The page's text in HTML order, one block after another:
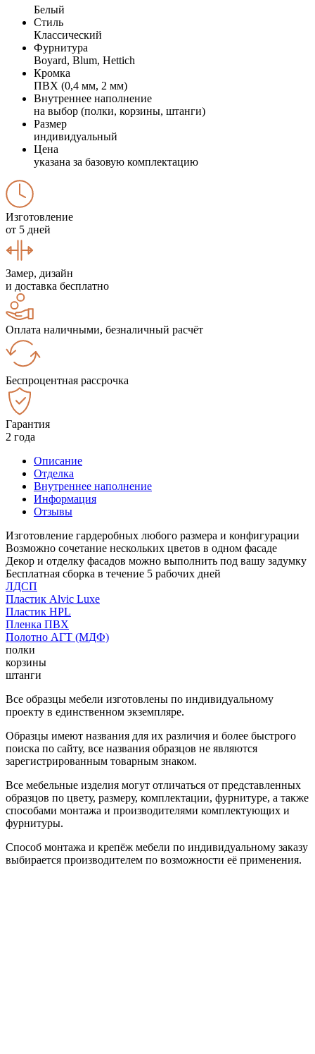
Белый
Стиль
Классический
Фурнитура
Boyard, Blum, Hettich
Кромка
ПВХ (0,4 мм, 2 мм)
Внутреннее наполнение
на выбор (полки, корзины, штанги)
Размер
индивидуальный
Цена
указана за базовую комплектацию
Изготовление
от 5 дней
Замер, дизайн
и доставка бесплатно
Оплата наличными, безналичный расчёт
Беспроцентная рассрочка
Гарантия
2 года
Описание
Отделка
Внутреннее наполнение
Информация
Отзывы
Изготовление гардеробных любого размера и конфигурации
Возможно сочетание нескольких цветов в одном фасаде
Декор и отделку фасадов можно выполнить под вашу задумку
Бесплатная сборка в течение 5 рабочих дней
ЛДСП
Пластик Alvic Luxe
Пластик HPL
Пленка ПВХ
Полотно АГТ (МДФ)
полки
корзины
штанги
Все образцы мебели изготовлены по индивидуальному
проекту в единственном экземпляре.
Образцы имеют названия для их различия и более быстрого
поиска по сайту, все названия образцов не являются
зарегистрированным товарным знаком.
Все мебельные изделия могут отличаться от представленных
образцов по цвету, размеру, комплектации, фурнитуре, а также
способами монтажа и производителями комплектующих и
фурнитуры.
Способ монтажа и крепёж мебели по индивидуальному заказу
выбирается производителем по возможности её применения.